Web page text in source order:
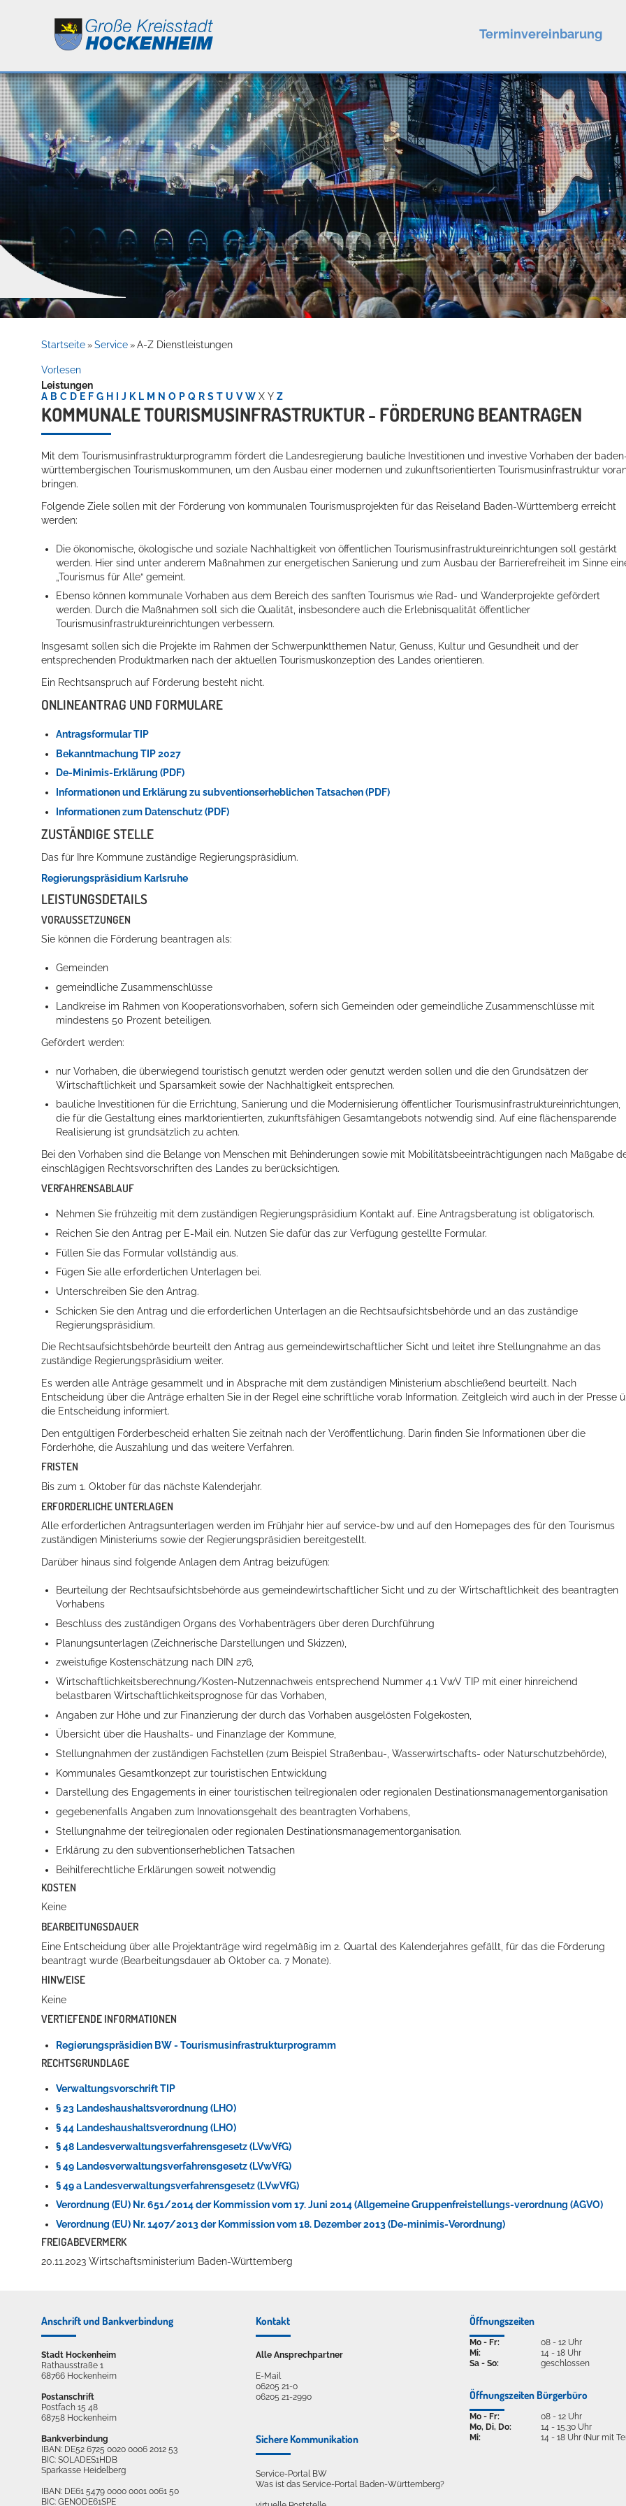
Leben
Kultur
Service
Terminvereinbarung
Konzerte, Tagungen und vieles mehr
Die Stadthalle Hockenheim bietet den perfekten Standort für Events aller Art!
Erleben in Hockenheim
Spaß unter prickelnden Wasserfällen, das rauschende Meer im Wellenbecken oder doch lieber die pure Entspannung auf der
mehr dazu...
Startseite » Service » A-Z Dienstleistungen
Vorlesen
Leistungen
A B C D E F G H J K L M N O P Q R S T U V W X Y Z
KOMMUNALE TOURISMUSINFRASTRUKTUR - FÖRDERUNG BEANTRAGEN
Mit dem Tourismusinfrastrukturprogramm fördert die Landesregierung bauliche Investitionen und investive Vorhaben der
württembergischen Tourismuskommunen, um den Ausbau einer modernen und zukunftsorientierten Tourismusinfrastruktur
bringen.
Folgende Ziele sollen mit der Förderung von kommunalen Tourismusprojekten für das Reiseland Baden-Württemberg erreicht
werden:
Die ökonomische, ökologische und soziale Nachhaltigkeit von öffentlichen Tourismusinfrastruktureinrichtungen soll gestärkt
werden. Hier sind unter anderem Maßnahmen zur energetischen Sanierung und zum Ausbau der Barrierefreiheit im Sinne
„Tourismus für Alle“ gemeint.
Ebenso können kommunale Vorhaben aus dem Bereich des sanften Tourismus wie Rad- und Wanderprojekte gefördert
werden. Durch die Maßnahmen soll sich die Qualität, insbesondere auch die Erlebnisqualität öffentlicher
Tourismusinfrastruktureinrichtungen verbessern.
Insgesamt sollen sich die Projekte im Rahmen der Schwerpunktthemen Natur, Genuss, Kultur und Gesundheit und der
entsprechenden Produktmarken nach der aktuellen Tourismuskonzeption des Landes orientieren.
Ein Rechtsanspruch auf Förderung besteht nicht.
ONLINEANTRAG UND FORMULARE
Antragsformular TIP
Bekanntmachung TIP 2027
De-Minimis-Erklärung (PDF)
Informationen und Erklärung zu subventionserheblichen Tatsachen (PDF)
Informationen zum Datenschutz (PDF)
ZUSTÄNDIGE STELLE
Das für Ihre Kommune zuständige Regierungspräsidium.
Regierungspräsidium Karlsruhe
LEISTUNGSDETAILS
VORAUSSETZUNGEN
Sie können die Förderung beantragen als:
Gemeinden
gemeindliche Zusammenschlüsse
Landkreise im Rahmen von Kooperationsvorhaben, sofern sich Gemeinden oder gemeindliche Zusammenschlüsse mit
mindestens 50 Prozent beteiligen.
Gefördert werden:
nur Vorhaben, die überwiegend touristisch genutzt werden oder genutzt werden sollen und die den Grundsätzen der
Wirtschaftlichkeit und Sparsamkeit sowie der Nachhaltigkeit entsprechen.
bauliche Investitionen für die Errichtung, Sanierung und die Modernisierung öffentlicher Tourismusinfrastruktureinrichtungen,
die für die Gestaltung eines marktorientierten, zukunftsfähigen Gesamtangebots notwendig sind. Auf eine flächensparende
Realisierung ist grundsätzlich zu achten.
Bei den Vorhaben sind die Belange von Menschen mit Behinderungen sowie mit Mobilitätsbeeinträchtigungen nach Maßgabe
einschlägigen Rechtsvorschriften des Landes zu berücksichtigen.
VERFAHRENSABLAUF
Nehmen Sie frühzeitig mit dem zuständigen Regierungspräsidium Kontakt auf. Eine Antragsberatung ist obligatorisch.
Reichen Sie den Antrag per E-Mail ein. Nutzen Sie dafür das zur Verfügung gestellte Formular.
Füllen Sie das Formular vollständig aus.
Fügen Sie alle erforderlichen Unterlagen bei.
Unterschreiben Sie den Antrag.
Schicken Sie den Antrag und die erforderlichen Unterlagen an die Rechtsaufsichtsbehörde und an das zuständige
Regierungspräsidium.
Die Rechtsaufsichtsbehörde beurteilt den Antrag aus gemeindewirtschaftlicher Sicht und leitet ihre Stellungnahme an das
zuständige Regierungspräsidium weiter.
Es werden alle Anträge gesammelt und in Absprache mit dem zuständigen Ministerium abschließend beurteilt. Nach
Entscheidung über die Anträge erhalten Sie in der Regel eine schriftliche vorab Information. Zeitgleich wird auch in der Presse
die Entscheidung informiert.
Den entgültigen Förderbescheid erhalten Sie zeitnah nach der Veröffentlichung. Darin finden Sie Informationen über die
Förderhöhe, die Auszahlung und das weitere Verfahren.
FRISTEN
Bis zum 1. Oktober für das nächste Kalenderjahr.
ERFORDERLICHE UNTERLAGEN
Alle erforderlichen Antragsunterlagen werden im Frühjahr hier auf service-bw und auf den Homepages des für den Tourismus
zuständigen Ministeriums sowie der Regierungspräsidien bereitgestellt.
Darüber hinaus sind folgende Anlagen dem Antrag beizufügen:
Beurteilung der Rechtsaufsichtsbehörde aus gemeindewirtschaftlicher Sicht und zu der Wirtschaftlichkeit des beantragten
Vorhabens
Beschluss des zuständigen Organs des Vorhabenträgers über deren Durchführung
Planungsunterlagen (Zeichnerische Darstellungen und Skizzen),
zweistufige Kostenschätzung nach DIN 276,
Wirtschaftlichkeitsberechnung/Kosten-Nutzennachweis entsprechend Nummer 4.1 VwV TIP mit einer hinreichend
belastbaren Wirtschaftlichkeitsprognose für das Vorhaben,
Angaben zur Höhe und zur Finanzierung der durch das Vorhaben ausgelösten Folgekosten,
Übersicht über die Haushalts- und Finanzlage der Kommune,
Stellungnahmen der zuständigen Fachstellen (zum Beispiel Straßenbau-, Wasserwirtschafts- oder Naturschutzbehörde),
Kommunales Gesamtkonzept zur touristischen Entwicklung
Darstellung des Engagements in einer touristischen teilregionalen oder regionalen Destinationsmanagementorganisation
gegebenenfalls Angaben zum Innovationsgehalt des beantragten Vorhabens,
Stellungnahme der teilregionalen oder regionalen Destinationsmanagementorganisation.
Erklärung zu den subventionserheblichen Tatsachen
Beihilferechtliche Erklärungen soweit notwendig
KOSTEN
Keine
BEARBEITUNGSDAUER
Eine Entscheidung über alle Projektanträge wird regelmäßig im 2. Quartal des Kalenderjahres gefällt, für das die Förderung
beantragt wurde (Bearbeitungsdauer ab Oktober ca. 7 Monate).
HINWEISE
Keine
VERTIEFENDE INFORMATIONEN
Regierungspräsidien BW - Tourismusinfrastrukturprogramm
RECHTSGRUNDLAGE
Verwaltungsvorschrift TIP
§ 23 Landeshaushaltsverordnung (LHO)
§ 44 Landeshaushaltsverordnung (LHO)
§ 48 Landesverwaltungsverfahrensgesetz (LVwVfG)
§ 49 Landesverwaltungsverfahrensgesetz (LVwVfG)
§ 49 a Landesverwaltungsverfahrensgesetz (LVwVfG)
Verordnung (EU) Nr. 651/2014 der Kommission vom 17. Juni 2014 (Allgemeine Gruppenfreistellungs-verordnung (AGVO)
Verordnung (EU) Nr. 1407/2013 der Kommission vom 18. Dezember 2013 (De-minimis-Verordnung)
FREIGABEVERMERK
20.11.2023 Wirtschaftsministerium Baden-Württemberg
Anschrift und Bankverbindung
Stadt Hockenheim
Rathausstraße 1
68766 Hockenheim
Postanschrift
Postfach 15 48
68758 Hockenheim
Bankverbindung
IBAN: DE52 6725 0020 0006 2012 53
BIC: SOLADES1HDB
Sparkasse Heidelberg
IBAN: DE61 5479 0000 0001 0061 50
BIC: GENODE61SPE
Kontakt
Alle Ansprechpartner
E-Mail
06205 21-0
06205 21-2990
Sichere Kommunikation
Service-Portal BW
Was ist das Service-Portal Baden-Württemberg?
Öffnungszeiten
Mo - Fr:
Mi:
Sa - So:
08 - 12 Uhr
14 - 18 Uhr
geschlossen
Öffnungszeiten Bürgerbüro
Mo - Fr:
Mo, Di, Do:
Mi:
08 - 12 Uhr
14 - 15.30 Uhr
14 - 18 Uhr (Nur mit